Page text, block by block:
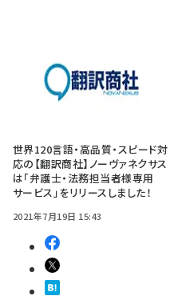
世界120言語・高品質・スピード対
応の【翻訳商社】ノーヴァネクサス
は「弁護士・法務担当者様専用
サービス」をリリースしました！
2021年7月19日 15:43